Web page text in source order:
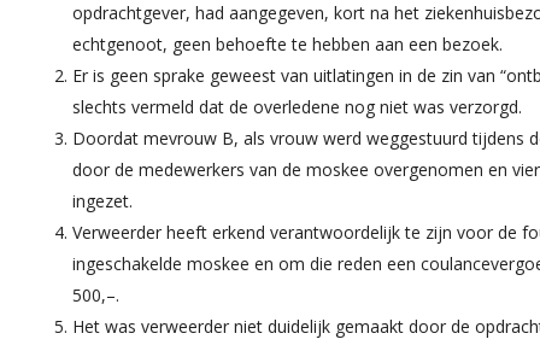
opdrachtgever, had aangegeven, kort na het
echtgenoot, geen behoefte te hebben aan een bezoek.
Er is geen sprake geweest van uitlatingen in de zin van
slechts vermeld dat de overledene nog niet was verzorgd.
Doordat mevrouw B, als vrouw werd weggestuurd tijdens
door de medewerkers van de moskee overgenomen en
ingezet.
Verweerder heeft erkend verantwoordelijk te zijn voor de
ingeschakelde moskee en om die reden een
500,–.
Het was verweerder niet duidelijk gemaakt door de